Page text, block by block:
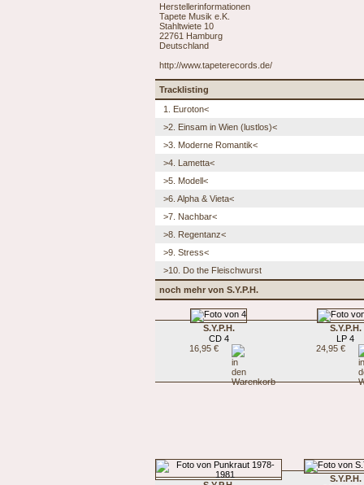
Herstellerinformationen
Tapete Musik e.K.
Stahltwiete 10
22761 Hamburg
Deutschland
http://www.tapeterecords.de/
Tracklisting
1. Euroton<
>2. Einsam in Wien (lustlos)<
>3. Moderne Romantik<
>4. Lametta<
>5. Modell<
>6. Alpha & Vieta<
>7. Nachbar<
>8. Regentanz<
>9. Stress<
>10. Do the Fleischwurst
noch mehr von S.Y.P.H.
S.Y.P.H.
CD 4
16,95 €
S.Y.P.H.
LP 4
24,95 €
S.Y.P.H.